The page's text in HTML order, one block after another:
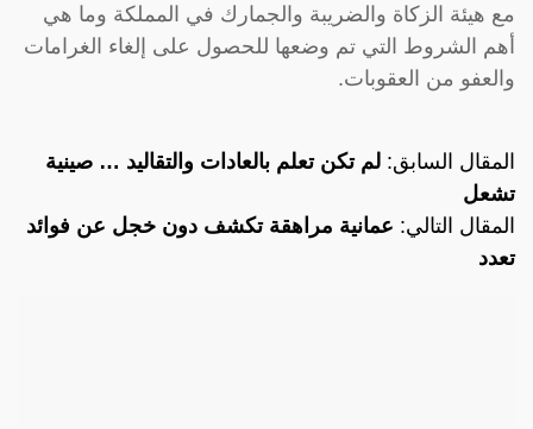
مع هيئة الزكاة والضريبة والجمارك في المملكة وما هي
أهم الشروط التي تم وضعها للحصول على إلغاء الغرامات
والعفو من العقوبات.
المقال السابق: لم تكن تعلم بالعادات والتقاليد … صينية
تشعل
المقال التالي: عمانية مراهقة تكشف دون خجل عن فوائد
تعدد